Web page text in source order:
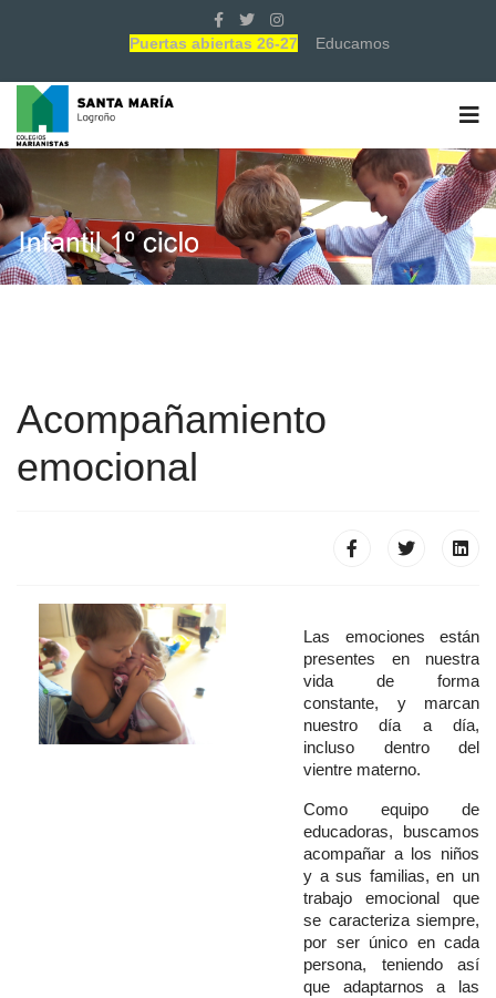
Puertas abiertas 26-27 Educamos
Acompañamiento
emocional
Las emociones están
presentes en nuestra
vida de forma
constante, y marcan
nuestro día a día,
incluso dentro del
vientre materno.
Como equipo de
educadoras, buscamos
acompañar a los niños
y a sus familias, en un
trabajo emocional que
se caracteriza siempre,
por ser único en cada
persona, teniendo así
que adaptarnos a las